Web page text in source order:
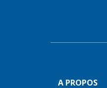
A PROPOS